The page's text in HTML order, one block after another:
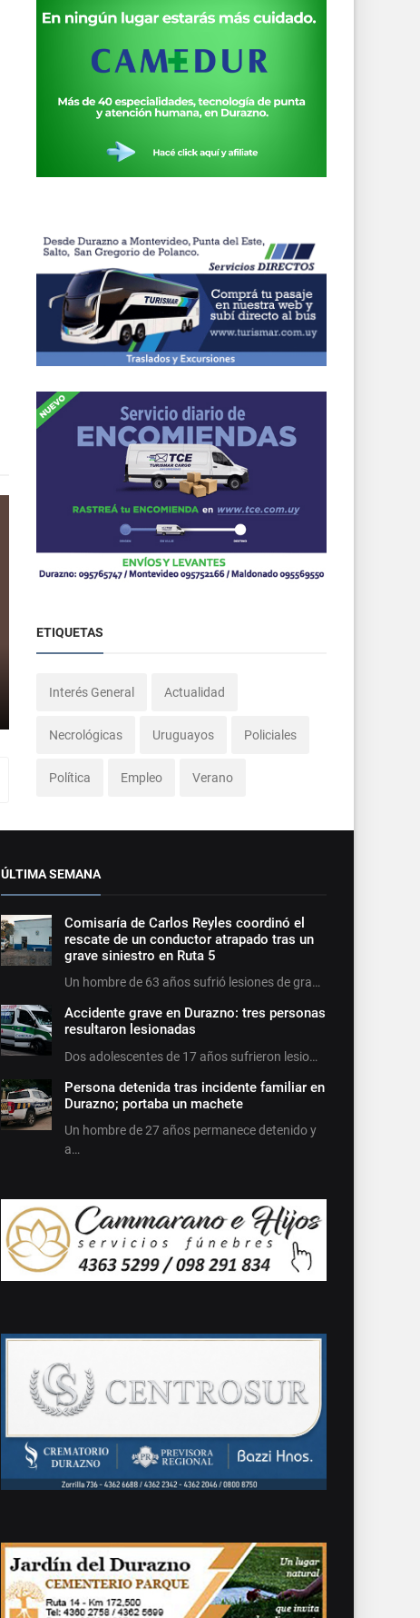
ETIQUETAS
Interés General Actualidad
Necrológicas Uruguayos Policiales
Política Empleo Verano
ÚLTIMA SEMANA
Comisaría de Carlos Reyles coordinó el
rescate de un conductor atrapado tras un
grave siniestro en Ruta 5
Un hombre de 63 años sufrió lesiones de gra…
Accidente grave en Durazno: tres personas
resultaron lesionadas
Dos adolescentes de 17 años sufrieron lesio…
Persona detenida tras incidente familiar en
Durazno; portaba un machete
Un hombre de 27 años permanece detenido y
a…